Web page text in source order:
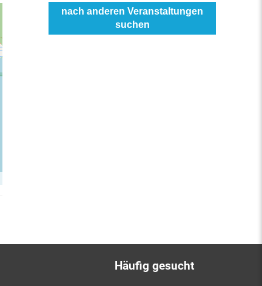
nach anderen Veranstaltungen
suchen
Häufig gesucht